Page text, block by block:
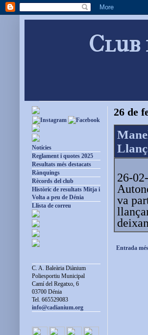
Club
26 de
26-
va
Entrada
Notícies
Reglament i quotes 2025
Resultats més destacats
Rànquings
Rècords del club
Històric de resultats Mitja i
Volta a peu de Dénia
Llista de correu
C. A. Baleària Diànium
Poliesportiu Municipal
Camí del Regatxo, 6
03700 Dénia
Tel. 665529083
info@cadianium.org